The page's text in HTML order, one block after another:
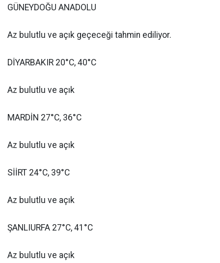
GÜNEYDOĞU ANADOLU
Az bulutlu ve açık geçeceği tahmin ediliyor.
DİYARBAKIR 20°C, 40°C
Az bulutlu ve açık
MARDİN 27°C, 36°C
Az bulutlu ve açık
SİİRT 24°C, 39°C
Az bulutlu ve açık
ŞANLIURFA 27°C, 41°C
Az bulutlu ve açık